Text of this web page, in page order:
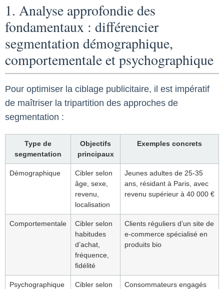
1. Analyse approfondie des
fondamentaux : différencier
segmentation démographique,
comportementale et psychographique
Pour optimiser la ciblage publicitaire, il est impératif
de maîtriser la tripartition des approches de
segmentation :
Type de
segmentation
Objectifs
principaux
Exemples concrets
Démographique
Cibler selon
âge, sexe,
revenu,
localisation
Jeunes adultes de 25-35
ans, résidant à Paris, avec
revenu supérieur à 40 000 €
Comportementale
Cibler selon
habitudes
d’achat,
fréquence,
fidélité
Clients réguliers d’un site de
e-commerce spécialisé en
produits bio
Psychographique
Cibler selon
Consommateurs engagés